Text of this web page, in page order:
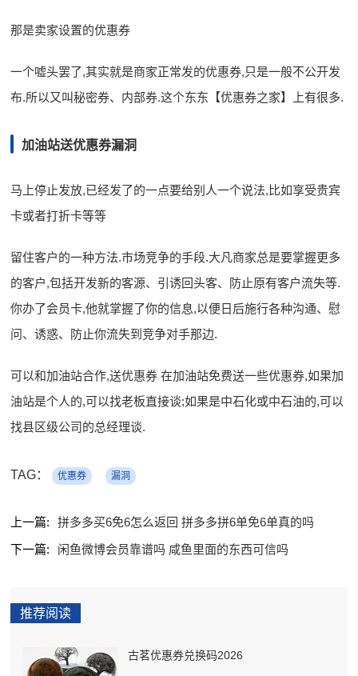
那是卖家设置的优惠券
一个嘘头罢了,其实就是商家正常发的优惠券,只是一般不公开发
布.所以又叫秘密券、内部券.这个东东【优惠券之家】上有很多.
加油站送优惠券漏洞
马上停止发放,已经发了的一点要给别人一个说法,比如享受贵宾
卡或者打折卡等等
留住客户的一种方法.市场竞争的手段.大凡商家总是要掌握更多
的客户,包括开发新的客源、引诱回头客、防止原有客户流失等.
你办了会员卡,他就掌握了你的信息,以便日后施行各种沟通、慰
问、诱惑、防止你流失到竞争对手那边.
可以和加油站合作,送优惠券 在加油站免费送一些优惠券,如果加
油站是个人的,可以找老板直接谈;如果是中石化或中石油的,可以
找县区级公司的总经理谈.
TAG： 优惠券 漏洞
上一篇:
拼多多买6免6怎么返回 拼多多拼6单免6单真的吗
下一篇:
闲鱼微博会员靠谱吗 咸鱼里面的东西可信吗
推荐阅读
古茗优惠券兑换码2026